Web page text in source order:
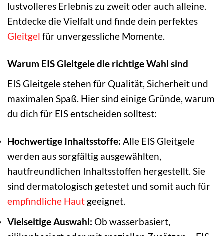
lustvolleres Erlebnis zu zweit oder auch alleine.
Entdecke die Vielfalt und finde dein perfektes
Gleitgel für unvergessliche Momente.
Warum EIS Gleitgele die richtige Wahl sind
EIS Gleitgele stehen für Qualität, Sicherheit und
maximalen Spaß. Hier sind einige Gründe, warum
du dich für EIS entscheiden solltest:
Hochwertige Inhaltsstoffe: Alle EIS Gleitgele
werden aus sorgfältig ausgewählten,
hautfreundlichen Inhaltsstoffen hergestellt. Sie
sind dermatologisch getestet und somit auch für
empfindliche Haut geeignet.
Vielseitige Auswahl: Ob wasserbasiert,